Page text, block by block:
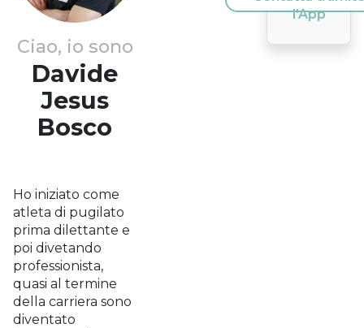
Ciao, io sono
Davide
Jesus
Bosco
Ho iniziato come
atleta di pugilato
prima dilettante e
poi divetando
professionista,
quasi al termine
della carriera sono
diventato
l'App